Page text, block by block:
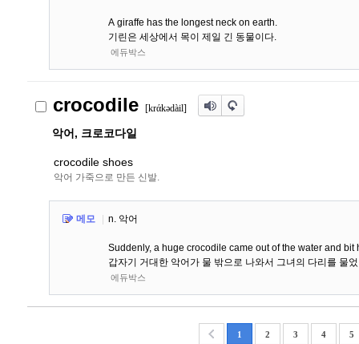
A giraffe has the longest neck on earth.
기린은 세상에서 목이 제일 긴 동물이다.
에듀박스
crocodile [krάkədàil]
악어, 크로코다일
crocodile shoes
악어 가죽으로 만든 신발.
메모 n. 악어
Suddenly, a huge crocodile came out of the water and bit
갑자기 거대한 악어가 물 밖으로 나와서 그녀의 다리를 물
에듀박스
1 2 3 4 5